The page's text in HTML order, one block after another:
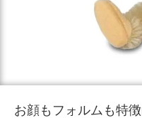
お顔もフォルムも特